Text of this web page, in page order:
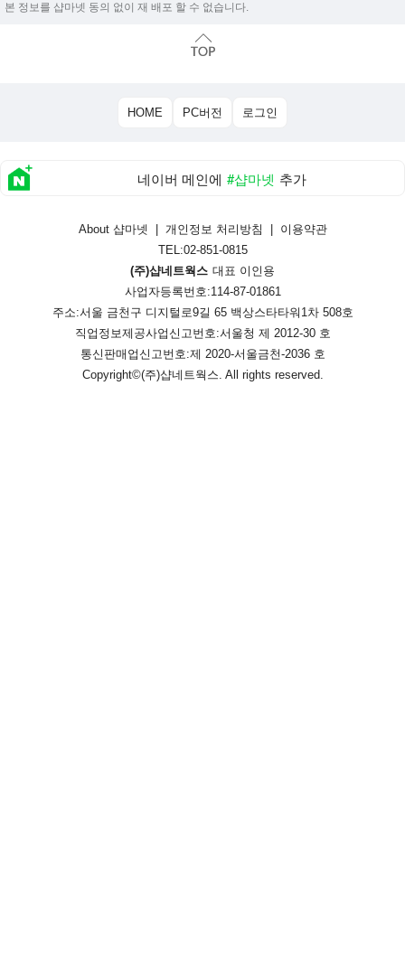
본 정보를 샵마넷 동의 없이 재 배포 할 수 없습니다.
HOME PC버전 로그인
네이버 메인에 #샵마넷 추가
About 샵마넷 개인정보 처리방침
이용약관
TEL:02-851-0815
(주)샵네트웍스 대표 이인용
사업자등록번호:114-87-01861
주소:서울 금천구 디지털로9길 65 백상스타타워1차 508호
직업정보제공사업신고번호:서울청 제 2012-30 호
통신판매업신고번호:제 2020-서울금천-2036 호
Copyright©(주)샵네트웍스. All rights reserved.